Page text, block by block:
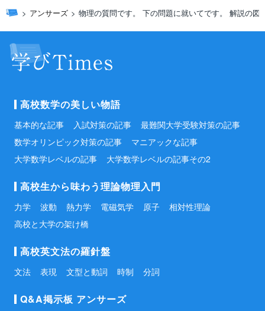
アンサーズ 物理の質問です。 下の問題に就いてです。 解説の図
高校数学の美しい物語
基本的な記事 入試対策の記事
最難関大学受験対策の記事
数学オリンピック対策の記事
マニアックな記事
大学数学レベルの記事
大学数学レベルの記事その2
高校生から味わう理論物理入門
力学 波動 熱力学 電磁気学 原子
相対性理論
高校と大学の架け橋
高校英文法の羅針盤
文法 表現 文型と動詞 時制 分詞
Q&A掲示板 アンサーズ